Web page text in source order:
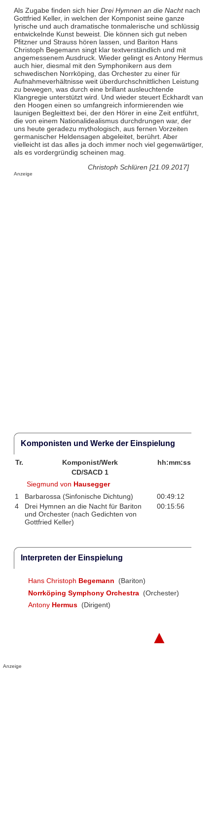
Als Zugabe finden sich hierDrei Hymnen an die Nachtnach
Gottfried Keller, in welchen der Komponist seine ganze
lyrische und auch dramatische tonmalerische und schlüssig
entwickelnde Kunst beweist. Die können sich gut neben
Pfitzner und Strauss hören lassen, und Bariton Hans
Christoph Begemann singt klar textverständlich und mit
angemessenem Ausdruck. Wieder gelingt es Antony Hermus
auch hier, diesmal mit den Symphonikern aus dem
schwedischen Norrköping, das Orchester zu einer für
Aufnahmeverhältnisse weit überdurchschnittlichen Leistung
zu bewegen, was durch eine brillant ausleuchtende
Klangregie unterstützt wird. Und wieder steuert Eckhardt van
den Hoogen einen so umfangreich informierenden wie
launigen Begleittext bei, der den Hörer in eine Zeit entführt,
die von einem Nationalidealismus durchdrungen war, der
uns heute geradezu mythologisch, aus fernen Vorzeiten
germanischer Heldensagen abgeleitet, berührt. Aber
vielleicht ist das alles ja doch immer noch viel gegenwärtiger,
als es vordergründig scheinen mag.
Christoph Schlüren [21.09.2017]
Anzeige
Komponisten und Werke der Einspielung
Tr. Komponist/Werk
hh:mm:ss
CD/SACD 1
Siegmund von Hausegger
1
Barbarossa (Sinfonische Dichtung)
00:49:12
4
Drei Hymnen an die Nacht für Bariton
und Orchester (nach Gedichten von
Gottfried Keller)
00:15:56
Interpreten der Einspielung
Hans Christoph Begemann
(Bariton)
Norrköping Symphony Orchestra (Orchester)
Antony Hermus (Dirigent)
▲
Anzeige